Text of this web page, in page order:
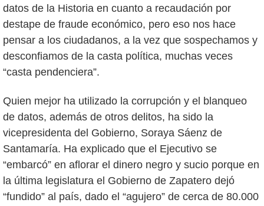
datos de la Historia en cuanto a recaudación por
destape de fraude económico, pero eso nos hace
pensar a los ciudadanos, a la vez que sospechamos y
desconfiamos de la casta política, muchas veces
“casta pendenciera”.
Quien mejor ha utilizado la corrupción y el blanqueo
de datos, además de otros delitos, ha sido la
vicepresidenta del Gobierno, Soraya Sáenz de
Santamaría. Ha explicado que el Ejecutivo se
“embarcó” en aflorar el dinero negro y sucio porque en
la última legislatura el Gobierno de Zapatero dejó
“fundido” al país, dado el “agujero” de cerca de 80.000